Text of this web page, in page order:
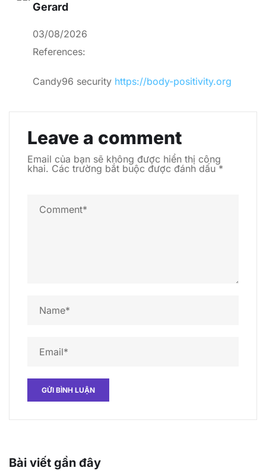
Gerard
03/08/2026
References:
Candy96 security https://body-positivity.org
Leave a comment
Email của bạn sẽ không được hiển thị công
khai. Các trường bắt buộc được đánh dấu*
Bài viết gần đây